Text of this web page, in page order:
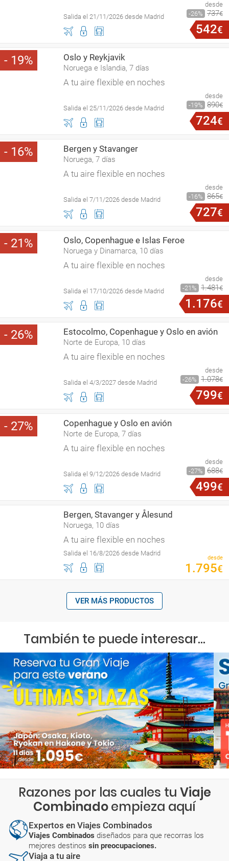
Salida el 21/11/2026 desde Madrid
desde
26
737€
542€
19 Oslo y Reykjavik
Noruega e Islandia, 7 días
A tu aire flexible en noches
Salida el 25/11/2026 desde Madrid
desde
19
890€
724€
16 Bergen y Stavanger
Noruega, 7 días
A tu aire flexible en noches
Salida el 7/11/2026 desde Madrid
desde
16
865€
727€
21 Oslo, Copenhague e Islas Feroe
Noruega y Dinamarca, 10 días
A tu aire flexible en noches
Salida el 17/10/2026 desde Madrid
desde
21
1.481€
1 .176€
26 Estocolmo, Copenhague y Oslo en avión
Norte de Europa, 10 días
A tu aire flexible en noches
Salida el 4/3/2027 desde Madrid
desde
26
1.078€
799€
27 Copenhague y Oslo en avión
Norte de Europa, 7 días
A tu aire flexible en noches
Salida el 9/12/2026 desde Madrid
desde
27
688€
499€
Bergen, Stavanger y Ålesund
Noruega, 10 días
A tu aire flexible en noches
Salida el 16/8/2026 desde Madrid
desde
1 .795€
VER MÁS PRODUCTOS
También te puede interesar...
Razones por las cuales tu Viaje
Combinadoempieza aquí
Expertos en Viajes Combinados
Viajes Combinados diseñados para que recorras los
mejores destinos sin preocupaciones.
Viaja a tu aire